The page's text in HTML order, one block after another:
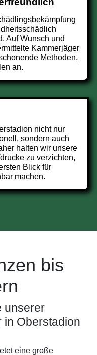
Auf Wunsch und
Kammerjäger
Methoden,
an.
nicht nur
sondern auch
halten wir unsere
zu verzichten,
Blick für
machen.
bis
unserer
in Oberstadion
eine große